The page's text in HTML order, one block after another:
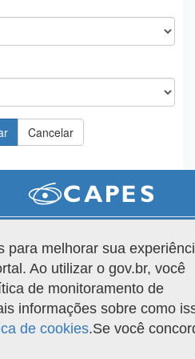
2022 Capes. Todos os direitos reservados.
para melhorar sua
Ao utilizar o gov.br, você
de monitoramento de
informações sobre como
de cookies.Se você